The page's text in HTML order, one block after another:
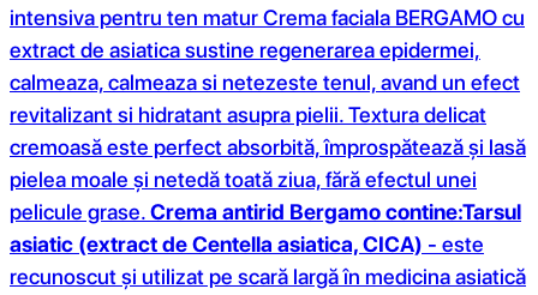
intensiva pentru ten matur Crema faciala BERGAMO cu
extract de asiatica sustine regenerarea epidermei,
calmeaza, calmeaza si netezeste tenul, avand un efect
revitalizant si hidratant asupra pielii. Textura delicat
cremoasă este perfect absorbită, împrospătează și lasă
pielea moale și netedă toată ziua, fără efectul unei
pelicule grase.Crema antirid Bergamo contine:Tarsul
asiatic (extract de Centella asiatica, CICA) - este
recunoscut și utilizat pe scară largă în medicina asiatică